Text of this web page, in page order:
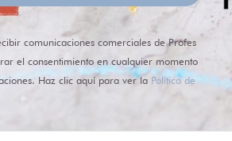
comunicaciones comerciales de Profes
el consentimiento en cualquier momento
Haz clic aquí para ver la Política de